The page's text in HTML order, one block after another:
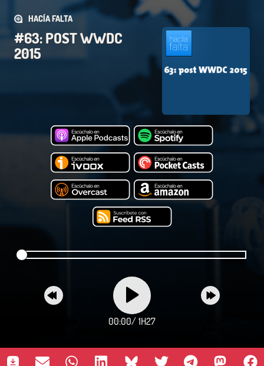
HACÍA FALTA
#63: POST WWDC
2015
00:00/ 1H27